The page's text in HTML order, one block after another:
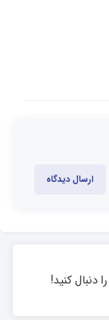
ارسال دیدگاه
دنبال کنید!